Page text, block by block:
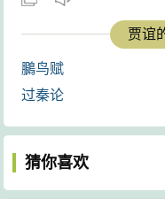
啊，也是您的原因。
必留恋国都呢？凤凰
德闪耀出的光辉才降
危险征兆啊，就远远
也不及屈原那么执着
悟。贾谊任长沙王太
鹰）飞入他的住宅。
主人不久将会死去。
士
但
谊
《
贾谊
鵩鸟赋
过秦论
猜你喜欢